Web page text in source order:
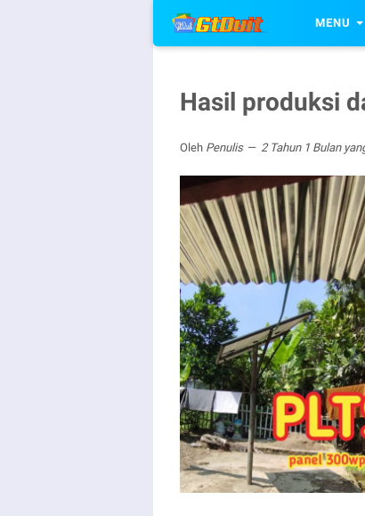
MENU
Hasil produksi
Oleh Penulis 2 Tahun 1 Bulan